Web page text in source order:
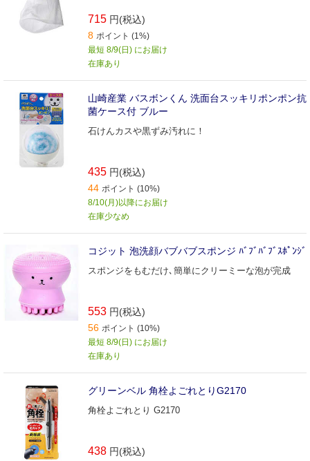
715 円(税込)
8 ポイント (1%)
最短 8/9(日) にお届け
在庫あり
山崎産業 バスボンくん 洗面台スッキリポンポン抗
菌ケース付 ブルー
石けんカスや黒ずみ汚れに！
435 円(税込)
44 ポイント (10%)
8/10(月)以降にお届け
在庫少なめ
コジット 泡洗顔バブバブスポンジ ﾊﾞﾌﾞﾊﾞﾌﾞｽﾎﾟﾝｼﾞ
スポンジをもむだけ､簡単にクリーミーな泡が完成
553 円(税込)
56 ポイント (10%)
最短 8/9(日) にお届け
在庫あり
グリーンベル 角栓よごれとりG2170
角栓よごれとり G2170
438 円(税込)